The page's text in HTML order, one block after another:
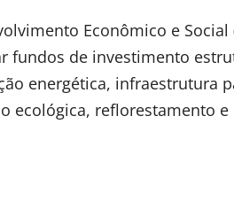
Econômico e
fundos de investimento
energética, infraestrutura
ecológica, reflorestamento